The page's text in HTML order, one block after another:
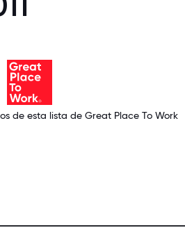
de esta lista de Great Place To Work